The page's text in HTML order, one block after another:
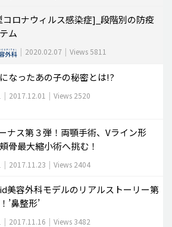
コロナウィルス感染症]_段階別の防疫
ム
| 2020.02.07 | Views 5811
なったあの子の秘密とは!?
| 2017.12.01 | Views 2520
ナス第３弾！両顎手術、Vライン形
骨最大縮小術へ挑む！
| 2017.11.23 | Views 2404
美容外科モデルのリアルストーリー第
’鼻整形’
| 2017.11.16 | Views 3482